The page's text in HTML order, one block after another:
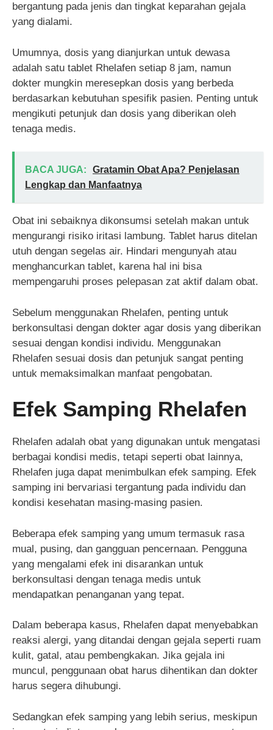
bergantung pada jenis dan tingkat keparahan gejala
yang dialami.
Umumnya, dosis yang dianjurkan untuk dewasa
adalah satu tablet Rhelafen setiap 8 jam, namun
dokter mungkin meresepkan dosis yang berbeda
berdasarkan kebutuhan spesifik pasien. Penting untuk
mengikuti petunjuk dan dosis yang diberikan oleh
tenaga medis.
BACA JUGA:
Gratamin Obat Apa? Penjelasan
Lengkap dan Manfaatnya
Obat ini sebaiknya dikonsumsi setelah makan untuk
mengurangi risiko iritasi lambung. Tablet harus ditelan
utuh dengan segelas air. Hindari mengunyah atau
menghancurkan tablet, karena hal ini bisa
mempengaruhi proses pelepasan zat aktif dalam obat.
Sebelum menggunakan Rhelafen, penting untuk
berkonsultasi dengan dokter agar dosis yang diberikan
sesuai dengan kondisi individu. Menggunakan
Rhelafen sesuai dosis dan petunjuk sangat penting
untuk memaksimalkan manfaat pengobatan.
Efek Samping Rhelafen
Rhelafen adalah obat yang digunakan untuk mengatasi
berbagai kondisi medis, tetapi seperti obat lainnya,
Rhelafen juga dapat menimbulkan efek samping. Efek
samping ini bervariasi tergantung pada individu dan
kondisi kesehatan masing-masing pasien.
Beberapa efek samping yang umum termasuk rasa
mual, pusing, dan gangguan pencernaan. Pengguna
yang mengalami efek ini disarankan untuk
berkonsultasi dengan tenaga medis untuk
mendapatkan penanganan yang tepat.
Dalam beberapa kasus, Rhelafen dapat menyebabkan
reaksi alergi, yang ditandai dengan gejala seperti ruam
kulit, gatal, atau pembengkakan. Jika gejala ini
muncul, penggunaan obat harus dihentikan dan dokter
harus segera dihubungi.
Sedangkan efek samping yang lebih serius, meskipun